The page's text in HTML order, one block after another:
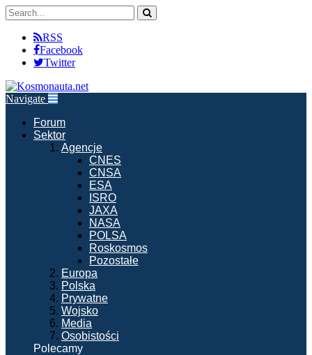
RSS
Facebook
Twitter
Navigate
Forum
Sektor
Agencje
CNES
CNSA
ESA
ISRO
JAXA
NASA
POLSA
Roskosmos
Pozostałe
Europa
Polska
Prywatne
Wojsko
Media
Osobistości
Polecamy